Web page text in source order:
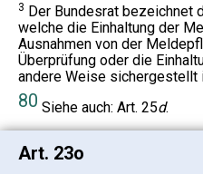
3 Der Bundesrat bezeichnet
welche die Einhaltung der
Ausnahmen von der
Überprüfung oder die
andere Weise sichergestellt
80 Siehe auch: Art. 25d.
Art. 23o